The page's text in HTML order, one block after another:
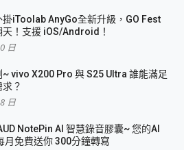
掛iToolab AnyGo全新升級，GO Fest
天！支援 iOS/Android！
日
vivo X200 Pro 與 S25 Ultra 誰能滿足
？
日
NotePin AI 智慧錄音膠囊~ 您的AI
月免費送你 300分鐘轉寫